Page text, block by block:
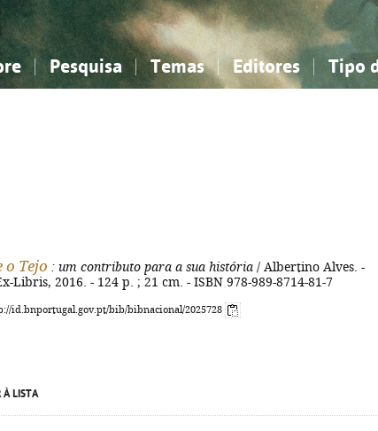
Pesquisa Temas
sociais...
Editores Tipo
sociais...
o Tejo : um contributo para a sua história / Albertino Alves. -
Libris, 2016. - 124 p. ; 21 cm. - ISBN 978-989-8714-81-7
id.bnportugal.gov.pt/bib/bibnacional/2025728
À LISTA